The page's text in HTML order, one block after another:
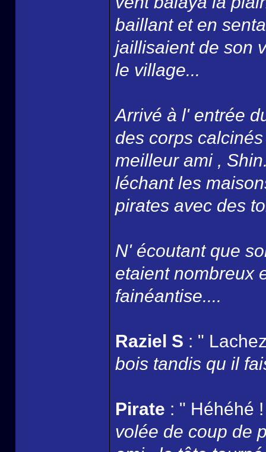
baillant et en
jaillisaient de son
le village...
Arrivé à l' entrée
des corps
meilleur ami ,
léchant les
pirates avec des
N' écoutant que
etaient nombreux
fainéantise....
Raziel S : "
bois tandis qu il
Pirate : " Héhéhé
volée de coup de